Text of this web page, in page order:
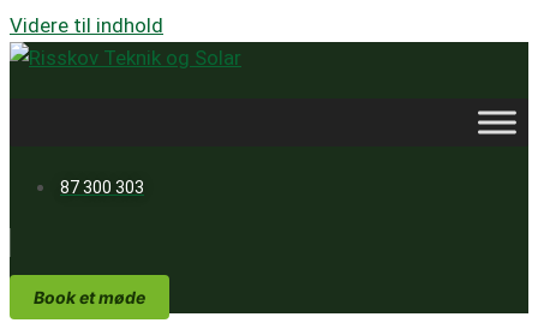
Videre til indhold
87 300 303
Book et møde